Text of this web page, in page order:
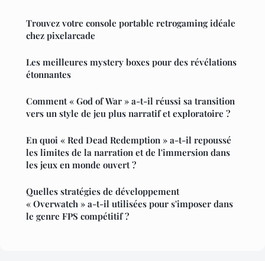
Trouvez votre console portable retrogaming idéale
chez pixelarcade
Les meilleures mystery boxes pour des révélations
étonnantes
Comment « God of War » a-t-il réussi sa transition
vers un style de jeu plus narratif et exploratoire ?
En quoi « Red Dead Redemption » a-t-il repoussé
les limites de la narration et de l'immersion dans
les jeux en monde ouvert ?
Quelles stratégies de développement
« Overwatch » a-t-il utilisées pour s'imposer dans
le genre FPS compétitif ?